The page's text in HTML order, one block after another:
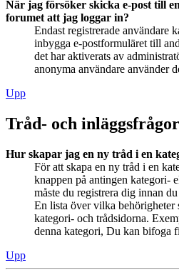
När jag försöker skicka e-post till
forumet att jag loggar in?
Endast registrerade användare
inbygga e-postformuläret till
det har aktiverats av
anonyma användare använder
Upp
Tråd- och inläggsfrågor
Hur skapar jag en ny tråd i en
För att skapa en ny tråd i en
knappen på antingen kategori-
måste du registrera dig innan
En lista över vilka behörigheter
kategori- och trådsidorna.
denna kategori, Du kan bifoga
Upp